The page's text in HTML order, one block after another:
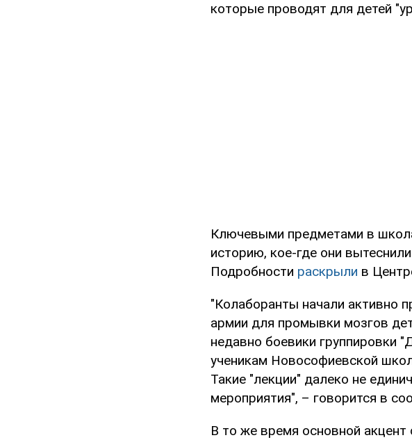
которые проводят для детей
Ключевыми предметами в
историю, кое-где они
Подробности раскрыли в
"Колаборанты начали активно
армии для промывки мозгов
недавно боевики группировки
ученикам Новософиевской
Такие "лекции" далеко не
мероприятия", – говорится в
В то же время основной акцент